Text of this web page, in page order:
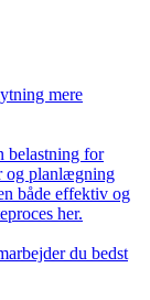
mere
belastning for
og planlægning
både effektiv og
her.
du bedst